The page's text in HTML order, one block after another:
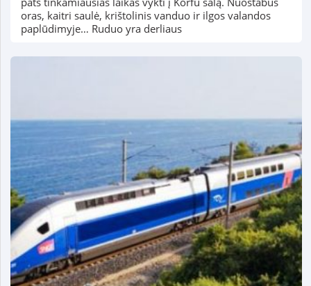
oras, kaitri saulė, krištolinis vanduo ir ilgos valandos
paplūdimyje… Ruduo yra derliaus